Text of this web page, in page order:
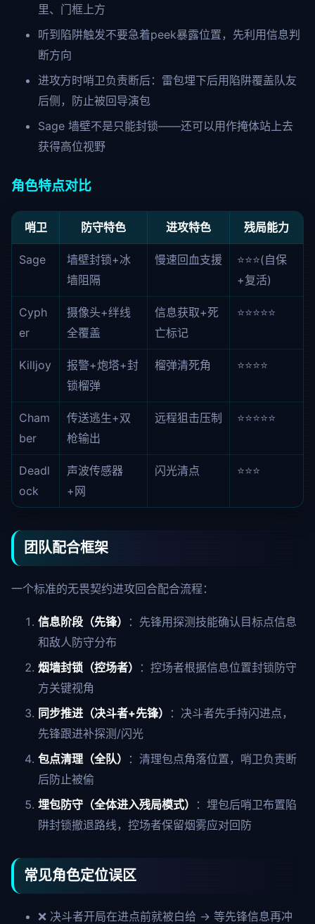
里、门框上方
听到陷阱触发不要急着peek暴露位置，先利用信息判
断方向
进攻方时哨卫负责断后：雷包埋下后用陷阱覆盖队友
后侧，防止被回导演包
Sage 墙壁不是只能封锁——还可以用作掩体站上去
获得高位视野
角色特点对比
哨卫 防守特色 进攻特色 残局能力
Sage
墙壁封锁+冰
墙阻隔
慢速回血支援
⭐⭐⭐(自保
+复活)
Cyph
er
摄像头+绊线
全覆盖
信息获取+死
亡标记
⭐⭐⭐⭐⭐
Killjoy
报警+炮塔+封
锁榴弹
榴弹清死角 ⭐⭐⭐⭐
Cham
ber
传送逃生+双
枪输出
远程狙击压制 ⭐⭐⭐⭐⭐
Deadl
ock
声波传感器
+网
闪光清点 ⭐⭐⭐
团队配合框架
一个标准的无畏契约进攻回合配合流程：
信息阶段（先锋）
：先锋用探测技能确认目标点信息
和敌人防守分布
烟墙封锁（控场者）
：控场者根据信息位置封锁防守
方关键视角
同步推进（决斗者+先锋）
：决斗者先手持闪进点，
先锋跟进补探测/闪光
包点清理（全队）
：清理包点角落位置，哨卫负责断
后防止被偷
埋包防守（全体进入残局模式）
：埋包后哨卫布置陷
阱封锁撤退路线，控场者保留烟雾应对回防
常见角色定位误区
❌ 决斗者开局在进点前就被白给 → 等先锋信息再冲